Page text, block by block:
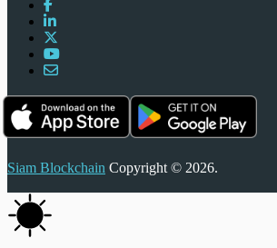
Siam Blockchain Copyright © 2026.